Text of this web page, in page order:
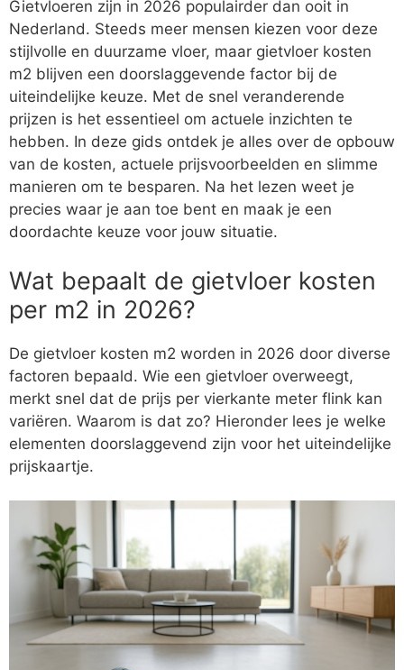
Gietvloeren zijn in 2026 populairder dan ooit in
Nederland. Steeds meer mensen kiezen voor deze
stijlvolle en duurzame vloer, maar gietvloer kosten
m2 blijven een doorslaggevende factor bij de
uiteindelijke keuze. Met de snel veranderende
prijzen is het essentieel om actuele inzichten te
hebben. In deze gids ontdek je alles over de opbouw
van de kosten, actuele prijsvoorbeelden en slimme
manieren om te besparen. Na het lezen weet je
precies waar je aan toe bent en maak je een
doordachte keuze voor jouw situatie.
Wat bepaalt de gietvloer kosten
per m2 in 2026?
De gietvloer kosten m2 worden in 2026 door diverse
factoren bepaald. Wie een gietvloer overweegt,
merkt snel dat de prijs per vierkante meter flink kan
variëren. Waarom is dat zo? Hieronder lees je welke
elementen doorslaggevend zijn voor het uiteindelijke
prijskaartje.